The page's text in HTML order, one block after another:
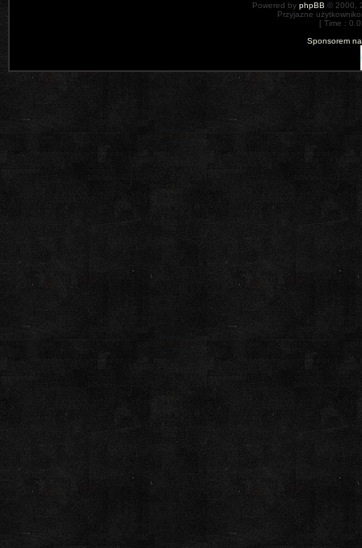
Powered by phpBB © 2000,
Przyjazne
[ Time :
Sponsorem